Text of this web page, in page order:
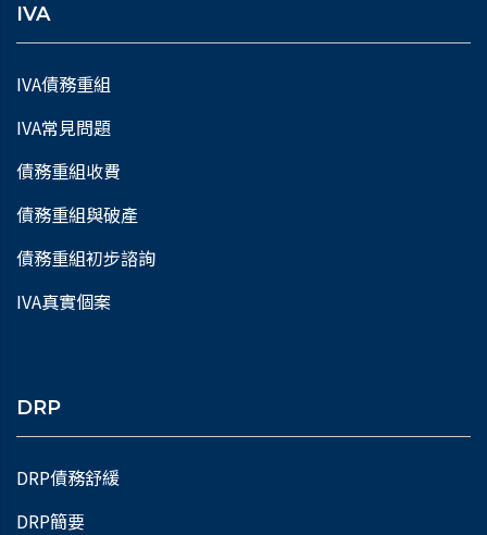
IVA
IVA債務重組
IVA常見問題
債務重組收費
債務重組與破產
債務重組初步諮詢
IVA真實個案
DRP
DRP債務舒緩
DRP簡要